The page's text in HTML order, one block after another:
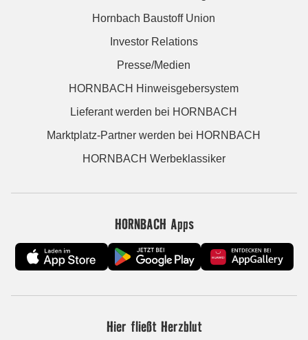
Hornbach Baustoff Union
Investor Relations
Presse/Medien
HORNBACH Hinweisgebersystem
Lieferant werden bei HORNBACH
Marktplatz-Partner werden bei HORNBACH
HORNBACH Werbeklassiker
HORNBACH Apps
Hier fließt Herzblut